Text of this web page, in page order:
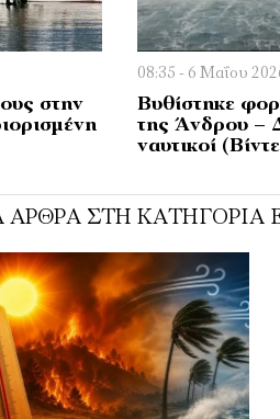
στην
08:35 - 6 Μαΐου
Βυθίστηκε
της Άνδρου –
ναυτικοί
ΆΡΘΡΑ ΣΤΗ ΚΑΤΗΓΟΡΊΑ